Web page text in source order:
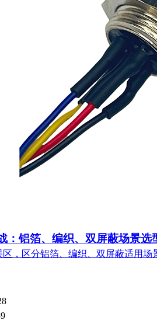
：铝箔、编织、双屏蔽场景选
，区分铝箔、编织、双屏蔽适用